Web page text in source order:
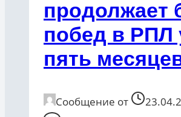
продолжает
побед в РПЛ
пять
Сообщение от